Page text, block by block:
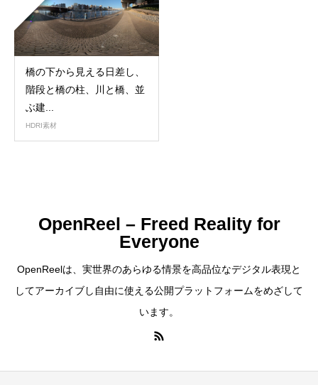
橋の下から見える日差し、
階段と橋の柱、川と橋、並
ぶ建...
HDRI素材
OpenReel – Freed Reality for
Everyone
OpenReelは、実世界のあらゆる情景を高品位なデジタル表現と
してアーカイブし自由に使える公開プラットフォームをめざして
います。